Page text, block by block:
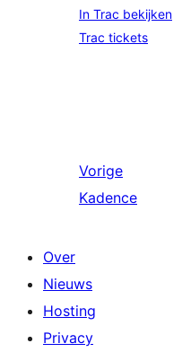
In Trac bekijken
Trac tickets
Vorige
Kadence
Over
Nieuws
Hosting
Privacy